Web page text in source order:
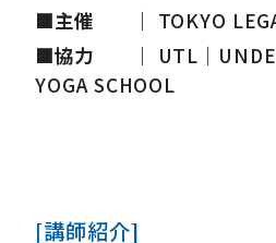
■主催
｜ TOKYO
■協力
｜
UTL｜
YOGA SCHOOL
[講師紹介]